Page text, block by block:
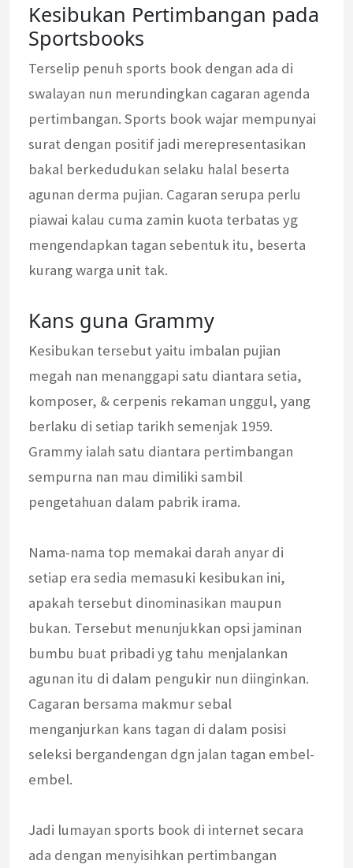
Kesibukan Pertimbangan pada
Sportsbooks
Terselip penuh sports book dengan ada di
swalayan nun merundingkan cagaran agenda
pertimbangan. Sports book wajar mempunyai
surat dengan positif jadi merepresentasikan
bakal berkedudukan selaku halal beserta
agunan derma pujian. Cagaran serupa perlu
piawai kalau cuma zamin kuota terbatas yg
mengendapkan tagan sebentuk itu, beserta
kurang warga unit tak.
Kans guna Grammy
Kesibukan tersebut yaitu imbalan pujian
megah nan menanggapi satu diantara setia,
komposer, & cerpenis rekaman unggul, yang
berlaku di setiap tarikh semenjak 1959.
Grammy ialah satu diantara pertimbangan
sempurna nan mau dimiliki sambil
pengetahuan dalam pabrik irama.
Nama-nama top memakai darah anyar di
setiap era sedia memasuki kesibukan ini,
apakah tersebut dinominasikan maupun
bukan. Tersebut menunjukkan opsi jaminan
bumbu buat pribadi yg tahu menjalankan
agunan itu di dalam pengukir nun diinginkan.
Cagaran bersama makmur sebal
menganjurkan kans tagan di dalam posisi
seleksi bergandengan dgn jalan tagan embel-
embel.
Jadi lumayan sports book di internet secara
ada dengan menyisihkan pertimbangan